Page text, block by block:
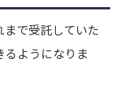
で受託していた
るようになりま